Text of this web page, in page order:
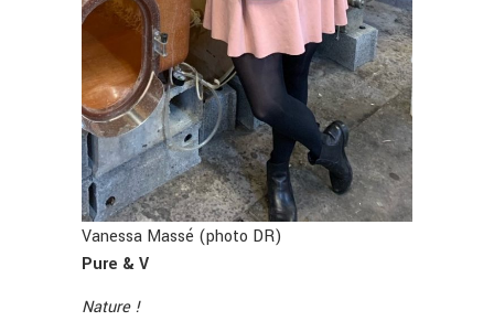
Vanessa Massé (photo DR)
Pure & V
Nature !